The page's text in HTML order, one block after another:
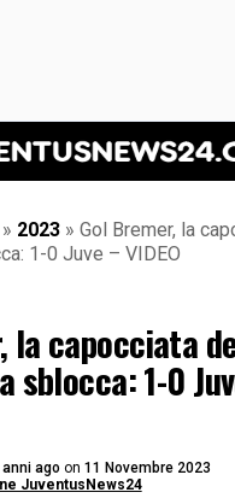
Juventus News 24
» 2023 » Gol Bremer, la
1-0 Juve – VIDEO
la capocciata
sblocca: 1-0
anni ago on 11 Novembre 2023
JuventusNews24